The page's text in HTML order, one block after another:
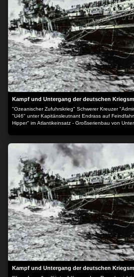
Kampf und Untergang der deutschen
"Ozeanischer Zufuhrskrieg" Schwerer Kreuzer
"U46" unter Kapitänsleutnant Endrass auf
Hipper" im Atlantikeinsatz - Großserienbau von
"Atlantis" auf allen Ozeanen - Unternehmen
und Schwerer Kreuzer "Prinz Eugen" im
Frankreich - Operation "Paukenschlag": der Angriff
Heimkehr von Kapitänleutnant Kretschmer mit
Unterseeboottankers - Hilfskreuzer "Thor" in Japan
von Feindfahrt zurück.
Kampf und Untergang der deutschen